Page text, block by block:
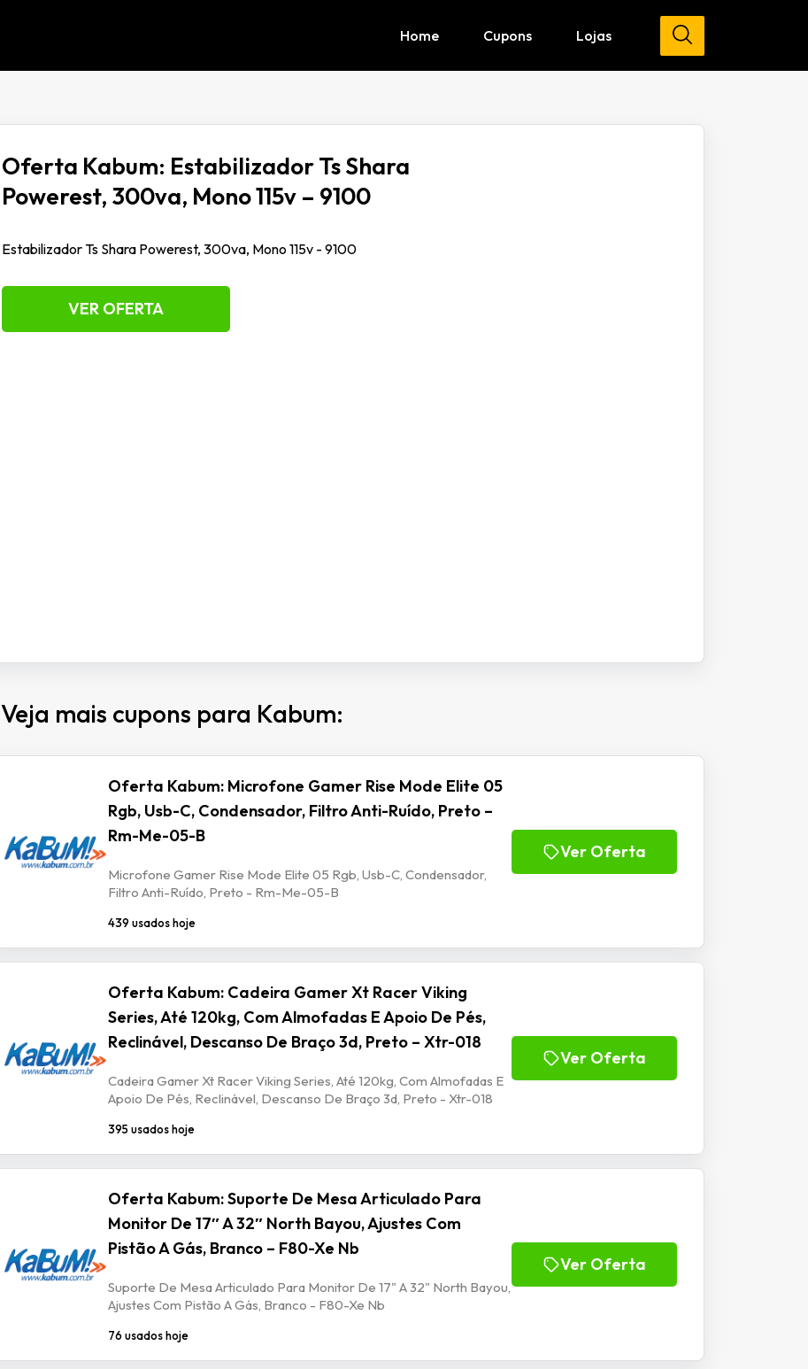
Home Cupons Lojas
Oferta Kabum: Estabilizador Ts Shara
Powerest, 300va, Mono 115v – 9100
Estabilizador Ts Shara Powerest, 300va, Mono 115v - 9100
VER OFERTA
Veja mais cupons para Kabum:
Oferta Kabum: Microfone Gamer Rise Mode Elite 05
Rgb, Usb-C, Condensador, Filtro Anti-Ruído, Preto –
Rm-Me-05-B
Microfone Gamer Rise Mode Elite 05 Rgb, Usb-C, Condensador,
Filtro Anti-Ruído, Preto - Rm-Me-05-B
439 usados hoje
Ver Oferta
Oferta Kabum: Cadeira Gamer Xt Racer Viking
Series, Até 120kg, Com Almofadas E Apoio De Pés,
Reclinável, Descanso De Braço 3d, Preto – Xtr-018
Cadeira Gamer Xt Racer Viking Series, Até 120kg, Com Almofadas E
Apoio De Pés, Reclinável, Descanso De Braço 3d, Preto - Xtr-018
395 usados hoje
Ver Oferta
Oferta Kabum: Suporte De Mesa Articulado Para
Monitor De 17″ A 32″ North Bayou, Ajustes Com
Pistão A Gás, Branco – F80-Xe Nb
Suporte De Mesa Articulado Para Monitor De 17" A 32" North Bayou,
Ajustes Com Pistão A Gás, Branco - F80-Xe Nb
76 usados hoje
Ver Oferta